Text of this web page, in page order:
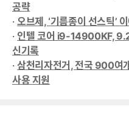
공략
·오브제, ‘기름종이 선스틱’
· 인텔 코어 i9-14900KF,
신기록
·삼천리자전거, 전국 900여
사용 지원